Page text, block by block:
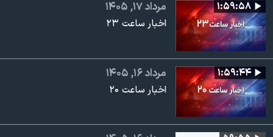
۱:۵۹:۵۸ مرداد ۱۷, ۱۴۰۵
اخبار ساعت ۲۳
۱:۵۹:۴۴ مرداد ۱۶, ۱۴۰۵
اخبار ساعت ۲۰